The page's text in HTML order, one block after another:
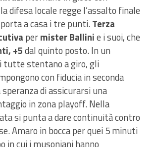
difesa locale regge l’assalto finale
a casa i tre punti.Terza
permister Ballinie i suoi, che
+5dal quinto posto. In un
tutte stentano a giro, gli
con fiducia in seconda
di assicurarsi una
in zona playoff. Nella
si punta a dare continuità contro
Amaro in bocca per quei 5 minuti
in cui i musoniani hanno